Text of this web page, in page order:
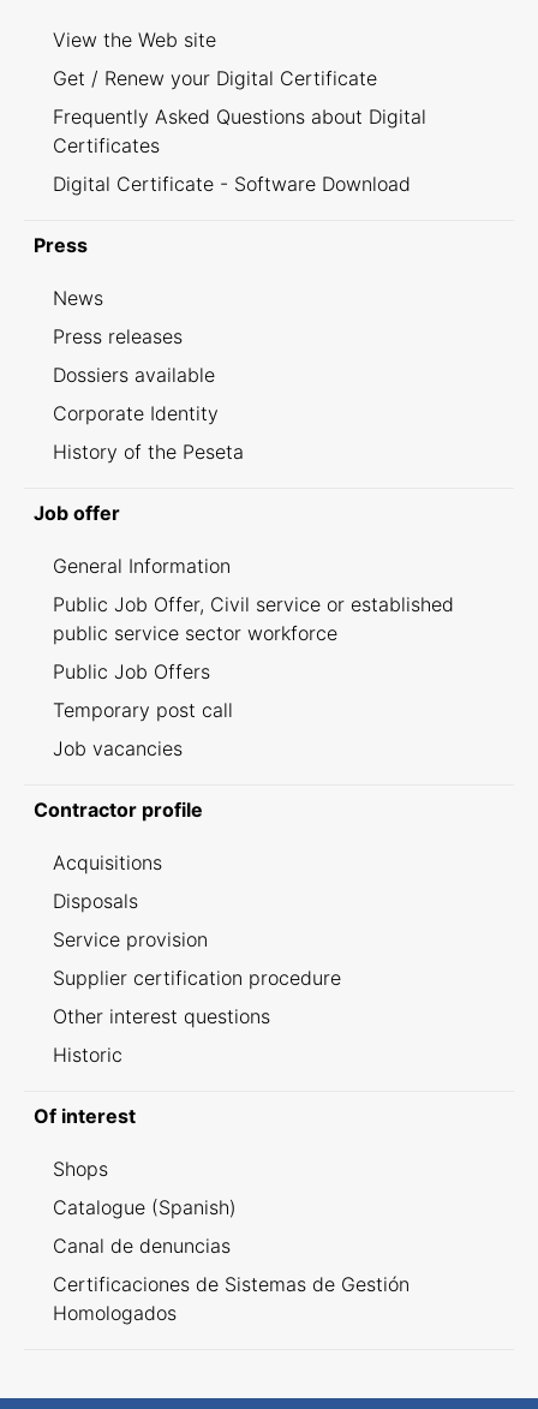
View the Web site
Get / Renew your Digital Certificate
Frequently Asked Questions about Digital
Certificates
Digital Certificate - Software Download
Press
News
Press releases
Dossiers available
Corporate Identity
History of the Peseta
Job offer
General Information
Public Job Offer, Civil service or established
public service sector workforce
Public Job Offers
Temporary post call
Job vacancies
Contractor profile
Acquisitions
Disposals
Service provision
Supplier certification procedure
Other interest questions
Historic
Of interest
Shops
Catalogue (Spanish)
Canal de denuncias
Certificaciones de Sistemas de Gestión
Homologados